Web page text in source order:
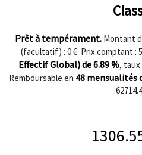
Prêt à tempérament.Montant
(facultatif) : 0€. Prix comptant :
Effectif Global) de6.89%,
Remboursable en 48 mensualités
62714.4